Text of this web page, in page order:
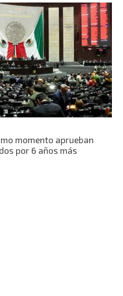
momento aprueban
por 6 años más